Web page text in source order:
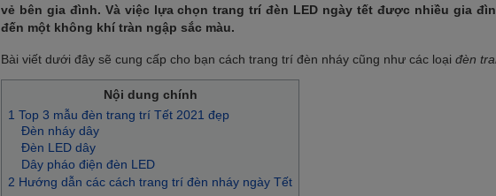
vẻ bên gia đình. Và việc lựa chọn trang trí đèn LED ngày tết được nhiều gia
đến một không khí tràn ngập sắc màu.
Bài viết dưới đây sẽ cung cấp cho bạn cách trang trí đèn nháy cũng như các loại đèn
Nội dung chính
1 Top 3 mẫu đèn trang trí Tết 2021 đẹp
Đèn nháy dây
Đèn LED dây
Dây pháo điện đèn LED
2 Hướng dẫn các cách trang trí đèn nháy ngày Tết